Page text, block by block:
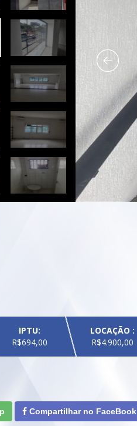
IPTU:
R$694,00
LOCAÇÃO :
R$4.900,00
Compartilhar no FaceBook